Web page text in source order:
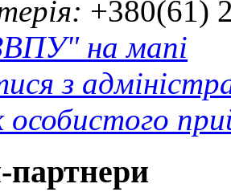
+380(61)
на мапі
з
особистого